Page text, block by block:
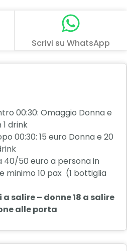
Scrivi su WhatsApp
00:30: Omaggio Donna e
drink
00:30: 15 euro Donna e 20
40/50 euro a persona in
minimo 10 pax (1 bottiglia
a salire – donne 18 a salire
alle porta